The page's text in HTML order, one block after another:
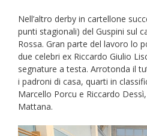
Nell’altro derby in cartellone
punti stagionali) del Guspini sul
Rossa. Gran parte del lavoro lo
due celebri ex Riccardo Giulio
segnature a testa. Arrotonda il
i padroni di casa, quarti in
Marcello Porcu e Riccardo
Mattana.